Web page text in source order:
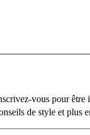
vous pour être
de style et plus